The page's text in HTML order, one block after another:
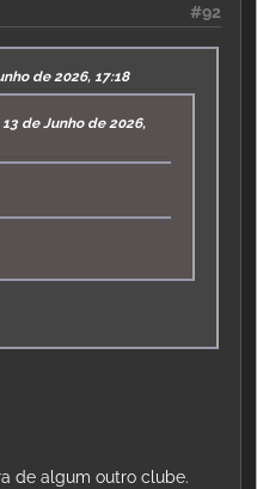
#92
de 2026, 17:18
de Junho de 2026,
de algum outro clube.